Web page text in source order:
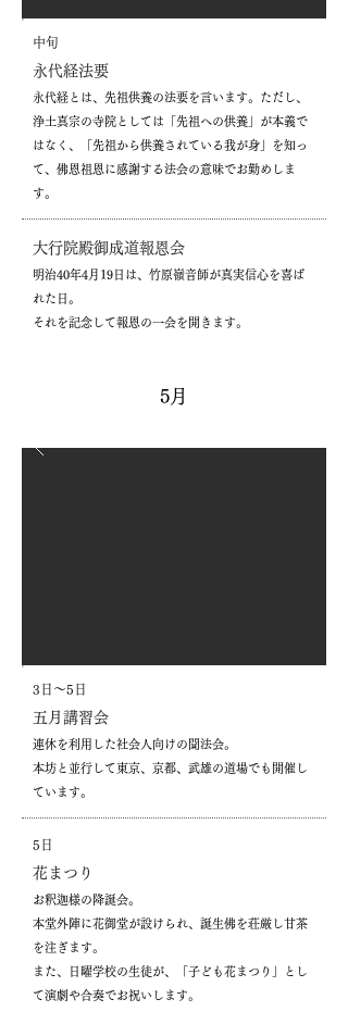
中旬
永代経法要
永代経とは、先祖供養の法要を言います。ただし、
浄土真宗の寺院としては「先祖への供養」が本義で
はなく、「先祖から供養されている我が身」を知っ
て、佛恩祖恩に感謝する法会の意味でお勤めしま
す。
大行院殿御成道報恩会
明治40年4月19日は、竹原嶺音師が真実信心を喜ば
れた日。
それを記念して報恩の一会を開きます。
5月
3日〜5日
​五月講習会
連休を利用した社会人向けの聞法会。
本坊と並行して東京、京都、武雄の道場でも開催し
ています。
5日
花まつり
お釈迦様の降誕会。
本堂外陣に花御堂が設けられ、誕生佛を荘厳し甘茶
を注ぎます。
また、日曜学校の生徒が、「子ども花まつり」とし
て演劇や合奏でお祝いします。